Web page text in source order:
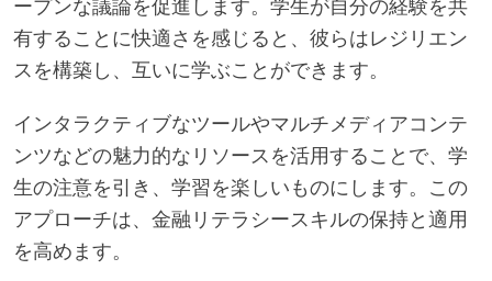
ープンな議論を促進します。学生が自分の経験を共
有することに快適さを感じると、彼らはレジリエン
スを構築し、互いに学ぶことができます。
インタラクティブなツールやマルチメディアコンテ
ンツなどの魅力的なリソースを活用することで、学
生の注意を引き、学習を楽しいものにします。この
アプローチは、金融リテラシースキルの保持と適用
を高めます。